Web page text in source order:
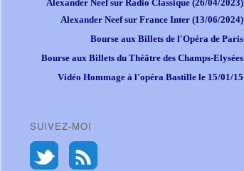
Alexander Neef sur Radio Classique (26/04/2023)
Alexander Neef sur France Inter (13/06/2024)
Bourse aux Billets de l'Opéra de Paris
Bourse aux Billets du Théâtre des Champs-Elysées
Vidéo Hommage à l'opéra Bastille le 15/01/15
SUIVEZ-MOI